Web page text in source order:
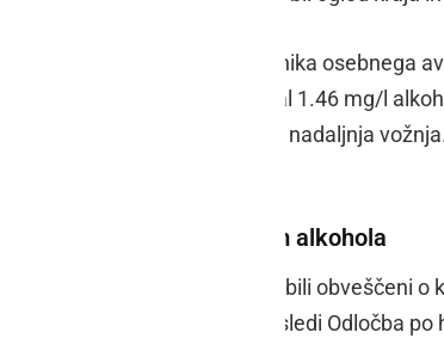
so policisti kontrolirali voznika osebnega
alkohola, alkotest je pokazal 1.46 mg/l
dovoljenje in prepovedana nadaljnja
voznikov vozilo pod vplivom alkohola
26. februarja, ob 21.48 so bili obveščeni
dvema urama. Zoper kršitelja sledi Odločba